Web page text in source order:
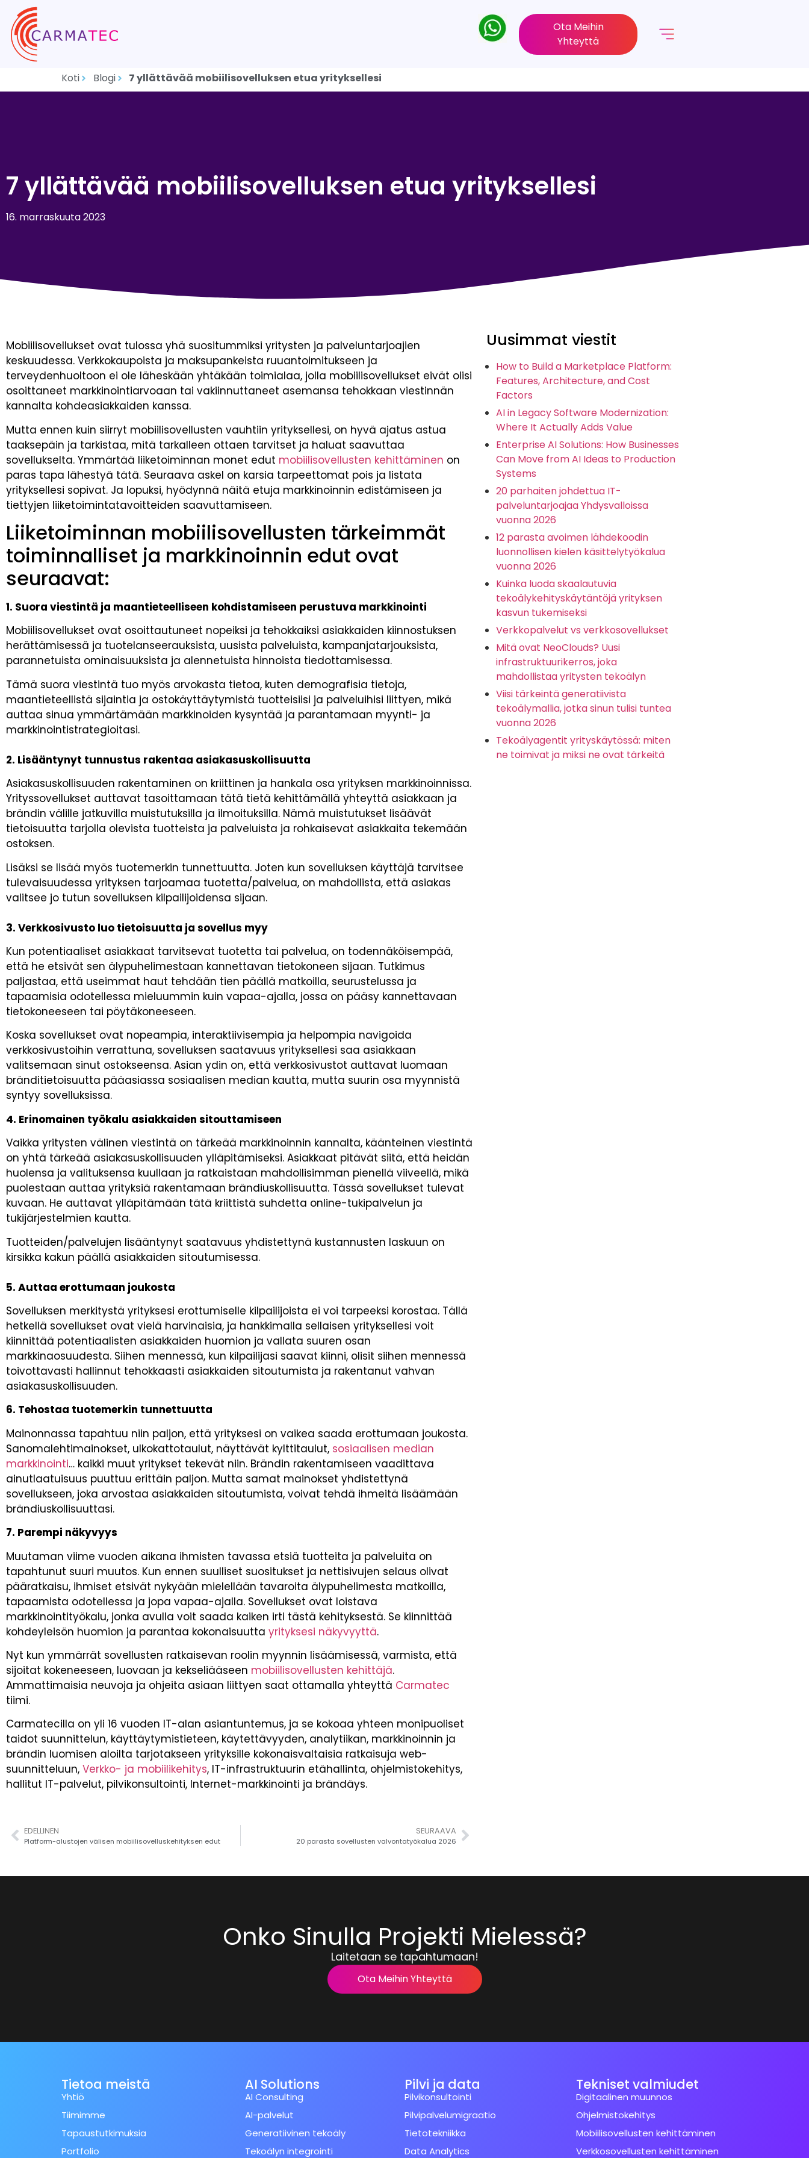
Ota Meihin
Yhteyttä
Koti Blogi 7 yllättävää mobiilisovelluksen etua yrityksellesi
7 yllättävää mobiilisovelluksen etua yrityksellesi
16. marraskuuta 2023
Mobiilisovellukset ovat tulossa yhä suositummiksi yritysten ja palveluntarjoajien
keskuudessa. Verkkokaupoista ja maksupankeista ruuantoimitukseen ja
terveydenhuoltoon ei ole läheskään yhtäkään toimialaa, jolla mobiilisovellukset eivät olisi
osoittaneet markkinointiarvoaan tai vakiinnuttaneet asemansa tehokkaan viestinnän
kannalta kohdeasiakkaiden kanssa.
Mutta ennen kuin siirryt mobiilisovellusten vauhtiin yrityksellesi, on hyvä ajatus astua
taaksepäin ja tarkistaa, mitä tarkalleen ottaen tarvitset ja haluat saavuttaa
sovellukselta. Ymmärtää liiketoiminnan monet edut mobiilisovellusten kehittäminen on
paras tapa lähestyä tätä. Seuraava askel on karsia tarpeettomat pois ja listata
yrityksellesi sopivat. Ja lopuksi, hyödynnä näitä etuja markkinoinnin edistämiseen ja
tiettyjen liiketoimintatavoitteiden saavuttamiseen.
Liiketoiminnan mobiilisovellusten tärkeimmät
toiminnalliset ja markkinoinnin edut ovat
seuraavat:
1. Suora viestintä ja maantieteelliseen kohdistamiseen perustuva markkinointi
Mobiilisovellukset ovat osoittautuneet nopeiksi ja tehokkaiksi asiakkaiden kiinnostuksen
herättämisessä ja tuotelanseerauksista, uusista palveluista, kampanjatarjouksista,
parannetuista ominaisuuksista ja alennetuista hinnoista tiedottamisessa.
Tämä suora viestintä tuo myös arvokasta tietoa, kuten demografisia tietoja,
maantieteellistä sijaintia ja ostokäyttäytymistä tuotteisiisi ja palveluihisi liittyen, mikä
auttaa sinua ymmärtämään markkinoiden kysyntää ja parantamaan myynti- ja
markkinointistrategioitasi.
2. Lisääntynyt tunnustus rakentaa asiakasuskollisuutta
Asiakasuskollisuuden rakentaminen on kriittinen ja hankala osa yrityksen markkinoinnissa.
Yrityssovellukset auttavat tasoittamaan tätä tietä kehittämällä yhteyttä asiakkaan ja
brändin välille jatkuvilla muistutuksilla ja ilmoituksilla. Nämä muistutukset lisäävät
tietoisuutta tarjolla olevista tuotteista ja palveluista ja rohkaisevat asiakkaita tekemään
ostoksen.
Lisäksi se lisää myös tuotemerkin tunnettuutta. Joten kun sovelluksen käyttäjä tarvitsee
tulevaisuudessa yrityksen tarjoamaa tuotetta/palvelua, on mahdollista, että asiakas
valitsee jo tutun sovelluksen kilpailijoidensa sijaan.
3. Verkkosivusto luo tietoisuutta ja sovellus myy
Kun potentiaaliset asiakkaat tarvitsevat tuotetta tai palvelua, on todennäköisempää,
että he etsivät sen älypuhelimestaan kannettavan tietokoneen sijaan. Tutkimus
paljastaa, että useimmat haut tehdään tien päällä matkoilla, seurustelussa ja
tapaamisia odotellessa mieluummin kuin vapaa-ajalla, jossa on pääsy kannettavaan
tietokoneeseen tai pöytäkoneeseen.
Koska sovellukset ovat nopeampia, interaktiivisempia ja helpompia navigoida
verkkosivustoihin verrattuna, sovelluksen saatavuus yrityksellesi saa asiakkaan
valitsemaan sinut ostokseensa. Asian ydin on, että verkkosivustot auttavat luomaan
bränditietoisuutta pääasiassa sosiaalisen median kautta, mutta suurin osa myynnistä
syntyy sovelluksissa.
4. Erinomainen työkalu asiakkaiden sitouttamiseen
Vaikka yritysten välinen viestintä on tärkeää markkinoinnin kannalta, käänteinen viestintä
on yhtä tärkeää asiakasuskollisuuden ylläpitämiseksi. Asiakkaat pitävät siitä, että heidän
huolensa ja valituksensa kuullaan ja ratkaistaan mahdollisimman pienellä viiveellä, mikä
puolestaan auttaa yrityksiä rakentamaan brändiuskollisuutta. Tässä sovellukset tulevat
kuvaan. He auttavat ylläpitämään tätä kriittistä suhdetta online-tukipalvelun ja
tukijärjestelmien kautta.
Tuotteiden/palvelujen lisääntynyt saatavuus yhdistettynä kustannusten laskuun on
kirsikka kakun päällä asiakkaiden sitoutumisessa.
5. Auttaa erottumaan joukosta
Sovelluksen merkitystä yrityksesi erottumiselle kilpailijoista ei voi tarpeeksi korostaa. Tällä
hetkellä sovellukset ovat vielä harvinaisia, ja hankkimalla sellaisen yrityksellesi voit
kiinnittää potentiaalisten asiakkaiden huomion ja vallata suuren osan
markkinaosuudesta. Siihen mennessä, kun kilpailijasi saavat kiinni, olisit siihen mennessä
toivottavasti hallinnut tehokkaasti asiakkaiden sitoutumista ja rakentanut vahvan
asiakasuskollisuuden.
6. Tehostaa tuotemerkin tunnettuutta
Mainonnassa tapahtuu niin paljon, että yrityksesi on vaikea saada erottumaan joukosta.
Sanomalehtimainokset, ulkokattotaulut, näyttävät kylttitaulut, sosiaalisen median
markkinointi… kaikki muut yritykset tekevät niin. Brändin rakentamiseen vaadittava
ainutlaatuisuus puuttuu erittäin paljon. Mutta samat mainokset yhdistettynä
sovellukseen, joka arvostaa asiakkaiden sitoutumista, voivat tehdä ihmeitä lisäämään
brändiuskollisuuttasi.
7. Parempi näkyvyys
Muutaman viime vuoden aikana ihmisten tavassa etsiä tuotteita ja palveluita on
tapahtunut suuri muutos. Kun ennen suulliset suositukset ja nettisivujen selaus olivat
pääratkaisu, ihmiset etsivät nykyään mielellään tavaroita älypuhelimesta matkoilla,
tapaamista odotellessa ja jopa vapaa-ajalla. Sovellukset ovat loistava
markkinointityökalu, jonka avulla voit saada kaiken irti tästä kehityksestä. Se kiinnittää
kohdeyleisön huomion ja parantaa kokonaisuutta yrityksesi näkyvyyttä.
Nyt kun ymmärrät sovellusten ratkaisevan roolin myynnin lisäämisessä, varmista, että
sijoitat kokeneeseen, luovaan ja kekseliääseen mobiilisovellusten kehittäjä.
Ammattimaisia neuvoja ja ohjeita asiaan liittyen saat ottamalla yhteyttä Carmatec
tiimi.
Carmatecilla on yli 16 vuoden IT-alan asiantuntemus, ja se kokoaa yhteen monipuoliset
taidot suunnittelun, käyttäytymistieteen, käytettävyyden, analytiikan, markkinoinnin ja
brändin luomisen aloilta tarjotakseen yrityksille kokonaisvaltaisia ratkaisuja web-
suunnitteluun, Verkko- ja mobiilikehitys, IT-infrastruktuurin etähallinta, ohjelmistokehitys,
hallitut IT-palvelut, pilvikonsultointi, Internet-markkinointi ja brändäys.
EDELLINEN
Platform-alustojen välisen mobiilisovelluskehityksen edut
SEURAAVA
20 parasta sovellusten valvontatyökalua 2026
Uusimmat viestit
How to Build a Marketplace Platform:
Features, Architecture, and Cost
Factors
AI in Legacy Software Modernization:
Where It Actually Adds Value
Enterprise AI Solutions: How Businesses
Can Move from AI Ideas to Production
Systems
20 parhaiten johdettua IT-
palveluntarjoajaa Yhdysvalloissa
vuonna 2026
12 parasta avoimen lähdekoodin
luonnollisen kielen käsittelytyökalua
vuonna 2026
Kuinka luoda skaalautuvia
tekoälykehityskäytäntöjä yrityksen
kasvun tukemiseksi
Verkkopalvelut vs verkkosovellukset
Mitä ovat NeoClouds? Uusi
infrastruktuurikerros, joka
mahdollistaa yritysten tekoälyn
Viisi tärkeintä generatiivista
tekoälymallia, jotka sinun tulisi tuntea
vuonna 2026
Tekoälyagentit yrityskäytössä: miten
ne toimivat ja miksi ne ovat tärkeitä
Onko Sinulla Projekti Mielessä?
Laitetaan se tapahtumaan!
Ota Meihin Yhteyttä
Tietoa meistä
Yhtiö
Tiimimme
Tapaustutkimuksia
Portfolio
AI Solutions
AI Consulting
AI-palvelut
Generatiivinen tekoäly
Tekoälyn integrointi
Pilvi ja data
Pilvikonsultointi
Pilvipalvelumigraatio
Tietotekniikka
Data Analytics
Tekniset valmiudet
Digitaalinen muunnos
Ohjelmistokehitys
Mobiilisovellusten kehittäminen
Verkkosovellusten kehittäminen